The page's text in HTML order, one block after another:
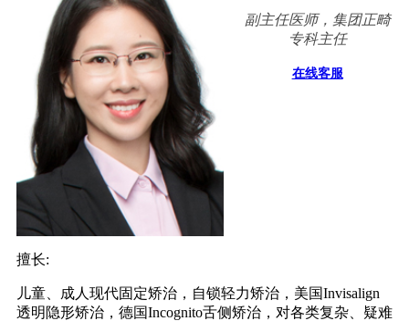
副主任医师，集团正畸
专科主任
在线客服
擅长:
儿童、成人现代固定矫治，自锁轻力矫治，美国Invisalign
透明隐形矫治，德国Incognito舌侧矫治，对各类复杂、疑难